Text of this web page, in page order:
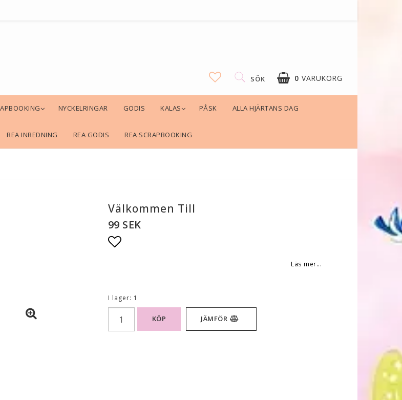
0 VARUKORG
SÖK
NYCKELRINGAR GODIS KALAS PÅSK ALLA HJÄRTANS DAG
REA INREDNING REA GODIS REA SCRAPBOOKING
Välkommen Till
99 SEK
Läs mer...
I lager: 1
KÖP JÄMFÖR